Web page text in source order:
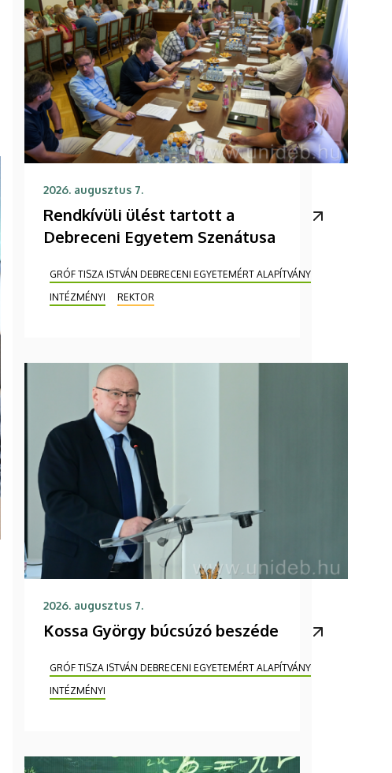
2026. augusztus 7.
Rendkívüli ülést tartott a
Debreceni Egyetem Szenátusa
GRÓF TISZA ISTVÁN DEBRECENI EGYETEMÉRT ALAPÍTVÁNY
INTÉZMÉNYI
REKTOR
2026. augusztus 7.
Kossa György búcsúzó beszéde
GRÓF TISZA ISTVÁN DEBRECENI EGYETEMÉRT ALAPÍTVÁNY
INTÉZMÉNYI